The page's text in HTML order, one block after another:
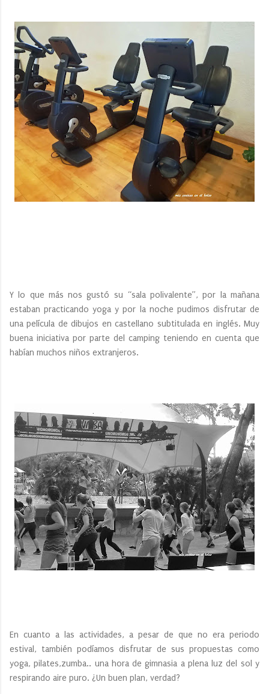
Y lo que más nos gustó su “sala polivalente”, por la mañana
estaban practicando yoga y por la noche pudimos disfrutar de
una película de dibujos en castellano subtitulada en inglés. Muy
buena iniciativa por parte del camping teniendo en cuenta que
habían muchos niños extranjeros.
En cuanto a las actividades, a pesar de que no era periodo
estival, también podíamos disfrutar de sus propuestas como
yoga, pilates,zumba.. una hora de gimnasia a plena luz del sol y
respirando aire puro. ¿Un buen plan, verdad?